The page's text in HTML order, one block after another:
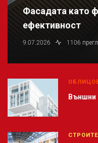
Фасадата като
ефективност
9.07.2026 1106
Външни